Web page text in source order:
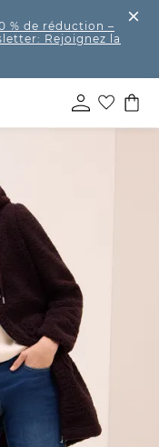
% de réduction –
Rejoignez la